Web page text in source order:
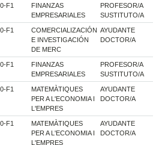
F1
FINANZAS
EMPRESARIALES
PROFESOR/A
SUSTITUTO/A
F1
COMERCIALIZACIÓN
E INVESTIGACIÓN
DE MERC
AYUDANTE
DOCTOR/A
F1
FINANZAS
EMPRESARIALES
PROFESOR/A
SUSTITUTO/A
F1
MATEMÀTIQUES
PER A L'ECONOMIA I
L'EMPRES
AYUDANTE
DOCTOR/A
F1
MATEMÀTIQUES
PER A L'ECONOMIA I
L'EMPRES
AYUDANTE
DOCTOR/A